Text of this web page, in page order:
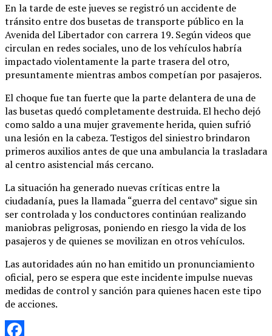
En la tarde de este jueves se registró un accidente de
tránsito entre dos busetas de transporte público en la
Avenida del Libertador con carrera 19. Según videos que
circulan en redes sociales, uno de los vehículos habría
impactado violentamente la parte trasera del otro,
presuntamente mientras ambos competían por pasajeros.
El choque fue tan fuerte que la parte delantera de una de
las busetas quedó completamente destruida. El hecho dejó
como saldo a una mujer gravemente herida, quien sufrió
una lesión en la cabeza. Testigos del siniestro brindaron
primeros auxilios antes de que una ambulancia la trasladara
al centro asistencial más cercano.
La situación ha generado nuevas críticas entre la
ciudadanía, pues la llamada “guerra del centavo” sigue sin
ser controlada y los conductores continúan realizando
maniobras peligrosas, poniendo en riesgo la vida de los
pasajeros y de quienes se movilizan en otros vehículos.
Las autoridades aún no han emitido un pronunciamiento
oficial, pero se espera que este incidente impulse nuevas
medidas de control y sanción para quienes hacen este tipo
de acciones.